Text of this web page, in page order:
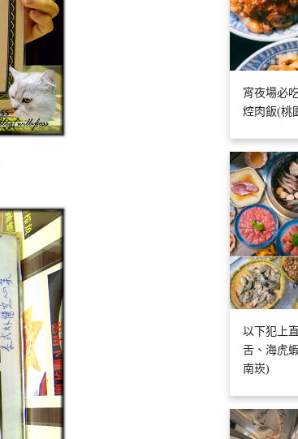
宵夜場必
焢肉飯(桃
以下犯上
舌、海虎
南崁)